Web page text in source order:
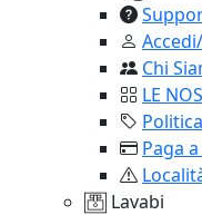
Chi
LE
Paga
Lavabi